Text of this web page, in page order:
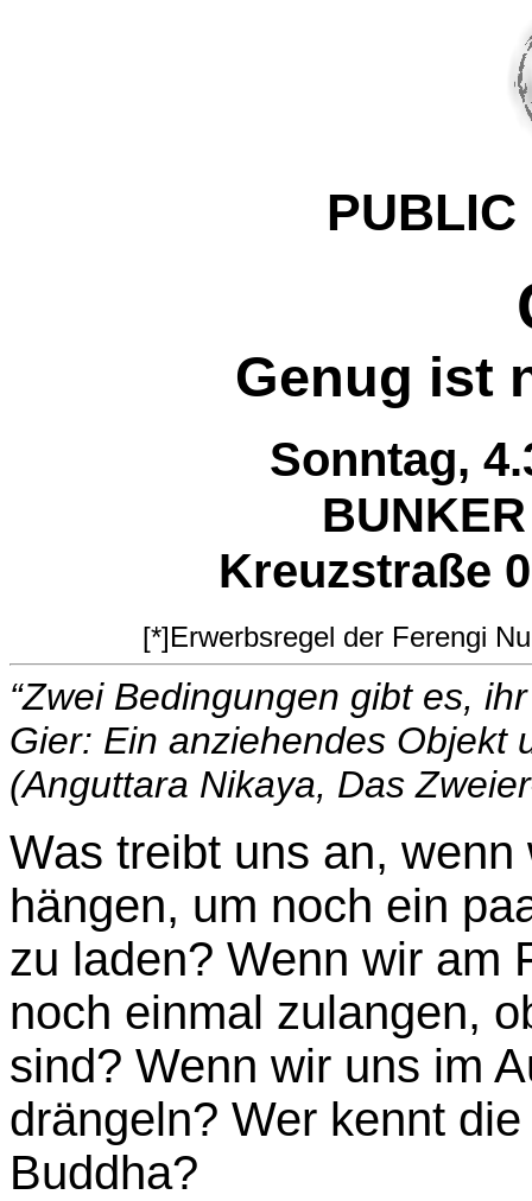
PUBLIC
Genug ist
Sonntag,
Kreuzstraße
[*]Erwerbsregel der Ferengi
“Zwei Bedingungen gibt es,
Gier: Ein anziehendes Objekt
(Anguttara Nikaya, Das
Was treibt uns an,
hängen, um noch ein
zu laden? Wenn wir am
noch einmal zulangen,
sind? Wenn wir uns im
drängeln? Wer kennt
Buddha?